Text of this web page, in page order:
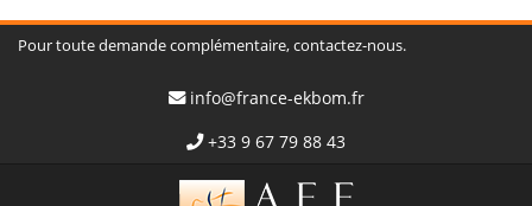
Pour toute demande complémentaire, contactez-nous.
info@france-ekbom.fr
+33 9 67 79 88 43